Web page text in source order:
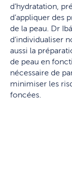
d’hydratation,
d’appliquer des
de la peau. Dr
d’individualiser
aussi la
de peau en
nécessaire de
minimiser les
foncées.